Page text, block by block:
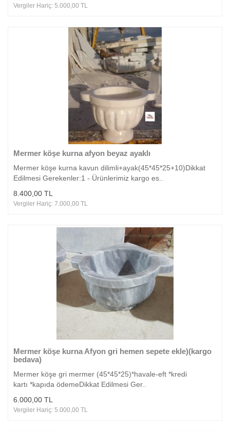
Vergiler Hariç: 5.000,00 TL
Mermer köşe kurna afyon beyaz ayaklı
Mermer köşe kurna kavun dilimli+ayak(45*45*25+10)Dikkat
Edilmesi Gerekenler:1 - Ürünlerimiz kargo es..
8.400,00 TL
Vergiler Hariç: 7.000,00 TL
Mermer köşe kurna Afyon gri hemen sepete ekle)(kargo
bedava)
Mermer köşe gri mermer (45*45*25)*havale-eft *kredi
kartı *kapıda ödemeDikkat Edilmesi Ger..
6.000,00 TL
Vergiler Hariç: 5.000,00 TL